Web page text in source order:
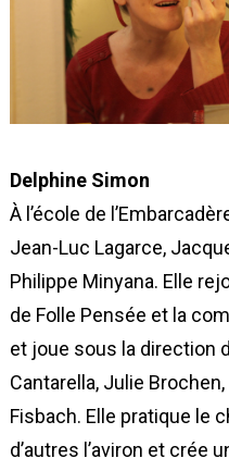
Delphine Simon
À l’école de
Jean-Luc Lagarce,
Philippe Minyana. Elle
de Folle Pensée et la
et joue sous la direction
Cantarella, Julie
Fisbach. Elle pratique le
d’autres l’aviron et crée